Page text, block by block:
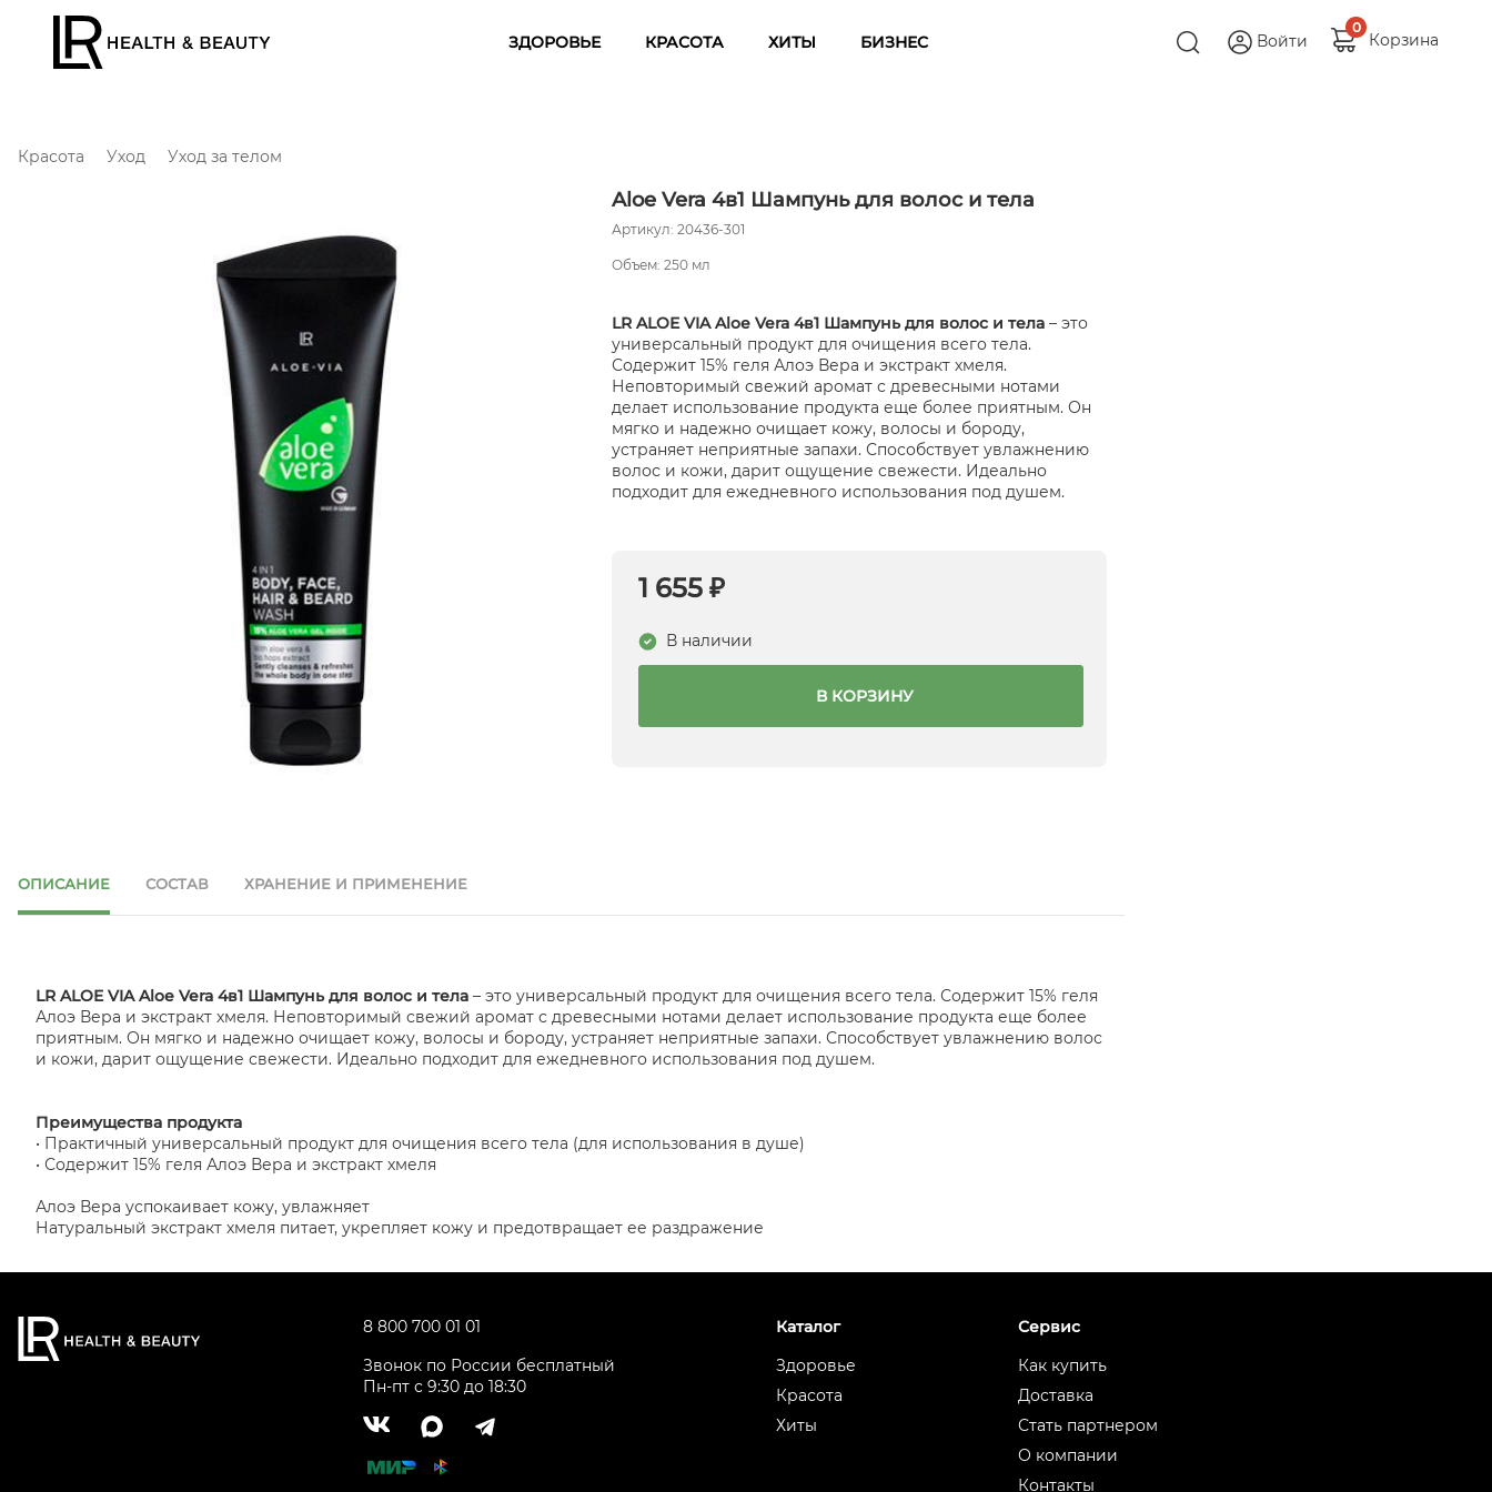
ЗДОРОВЬЕ КРАСОТА ХИТЫ БИЗНЕС Войти
0
Корзина
Красота Уход Уход за телом
Aloe Vera 4в1 Шампунь для волос и тела
Артикул: 20436-301
Объем: 250 мл
LR ALOE VIA Aloe Vera 4в1 Шампунь для волос и тела– это
универсальный продукт для очищения всего тела.
Содержит 15% геля Алоэ Вера и экстракт хмеля.
Неповторимый свежий аромат с древесными нотами
делает использование продукта еще более приятным. Он
мягко и надежно очищает кожу, волосы и бороду,
устраняет неприятные запахи. Способствует увлажнению
волос и кожи, дарит ощущение свежести. Идеально
подходит для ежедневного использования под душем.
1 655 ₽
В наличии
В КОРЗИНУ
ОПИСАНИЕ СОСТАВ ХРАНЕНИЕ И ПРИМЕНЕНИЕ
LR ALOE VIA Aloe Vera 4в1 Шампунь для волос и тела – это универсальный продукт для очищения всего тела. Содержит 15% геля
Алоэ Вера и экстракт хмеля. Неповторимый свежий аромат с древесными нотами делает использование продукта еще более
приятным. Он мягко и надежно очищает кожу, волосы и бороду, устраняет неприятные запахи. Способствует увлажнению волос
и кожи, дарит ощущение свежести. Идеально подходит для ежедневного использования под душем.
Преимущества продукта
• Практичный универсальный продукт для очищения всего тела (для использования в душе)
• Содержит 15% геля Алоэ Вера и экстракт хмеля
Алоэ Вера успокаивает кожу, увлажняет
Натуральный экстракт хмеля питает, укрепляет кожу и предотвращает ее раздражение
8 800 700 01 01
Звонок по России бесплатный
Пн-пт с 9:30 до 18:30
Каталог
Здоровье
Красота
Хиты
Сервис
Как купить
Доставка
Стать партнером
О компании
Контакты